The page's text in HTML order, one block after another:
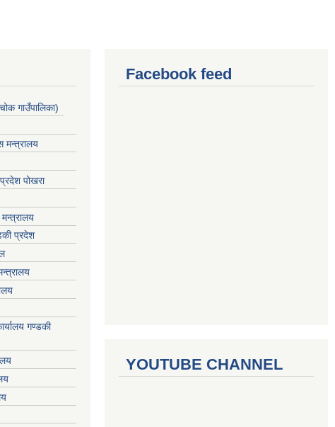
गाउँपालिका)
मन्त्रालय
पोखरा
प्रदेश
गण्डकी
Facebook feed
YOUTUBE CHANNEL